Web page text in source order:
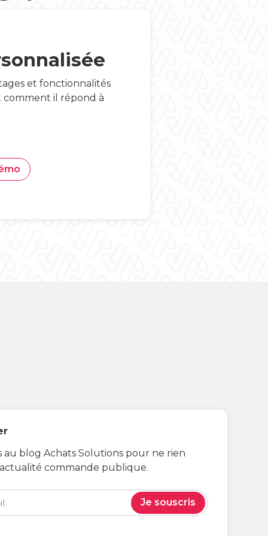
et fonctionnalités
comment il répond à
au blog Achats Solutions pour ne rien
commande publique.
Je souscris